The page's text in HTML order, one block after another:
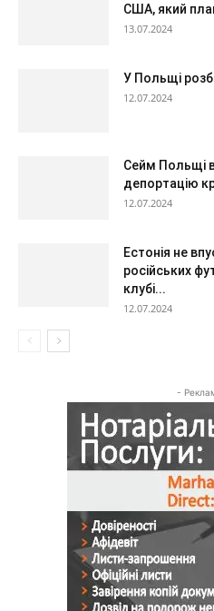
США, який
13.07.2024
У Польщі
12.07.2024
Сейм Польщі
депортацію
12.07.2024
Естонія не
російських
клубі...
12.07.2024
-